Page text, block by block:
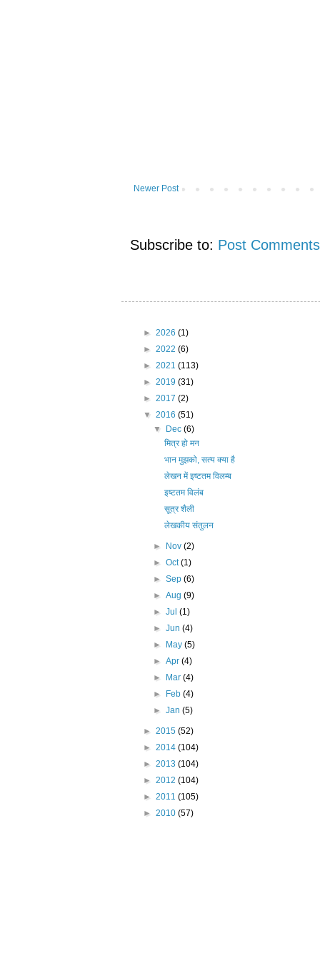
Newer Post
Subscribe to: Post
► 2026 (1)
► 2022 (6)
► 2021 (113)
► 2019 (31)
► 2017 (2)
▼ 2016 (51)
▼
Dec(6)
मित्र हो मन
भान मुझको, सत्य क्या है
लेखन में इष्टतम विलम्ब
इष्टतम विलंब
सूत्र शैली
लेखकीय संतुलन
► Nov(2)
►Oct(1)
►Sep(6)
►Aug(9)
►Jul(1)
►Jun(4)
►
May(5)
►Apr(4)
►
Mar(4)
►
Feb(4)
►Jan(5)
► 2015 (52)
► 2014 (104)
► 2013 (104)
► 2012 (104)
► 2011 (105)
► 2010 (57)